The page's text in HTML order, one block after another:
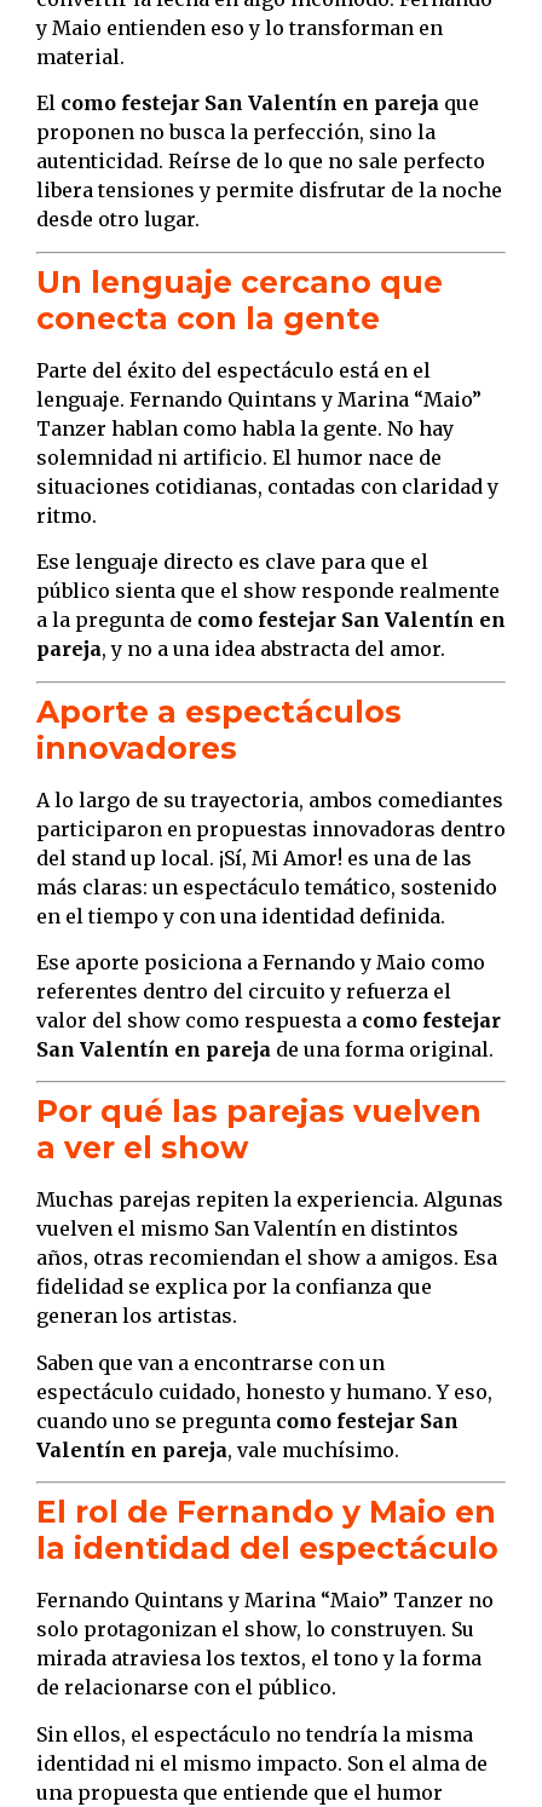
y Maio entienden eso y lo transforman en
material.
El como festejar San Valentín en pareja que
proponen no busca la perfección, sino la
autenticidad. Reírse de lo que no sale perfecto
libera tensiones y permite disfrutar de la noche
desde otro lugar.
Un lenguaje cercano que
conecta con la gente
Parte del éxito del espectáculo está en el
lenguaje. Fernando Quintans y Marina “Maio”
Tanzer hablan como habla la gente. No hay
solemnidad ni artificio. El humor nace de
situaciones cotidianas, contadas con claridad y
ritmo.
Ese lenguaje directo es clave para que el
público sienta que el show responde realmente
a la pregunta de como festejar San Valentín en
pareja, y no a una idea abstracta del amor.
Aporte a espectáculos
innovadores
A lo largo de su trayectoria, ambos comediantes
participaron en propuestas innovadoras dentro
del stand up local. ¡Sí, Mi Amor! es una de las
más claras: un espectáculo temático, sostenido
en el tiempo y con una identidad definida.
Ese aporte posiciona a Fernando y Maio como
referentes dentro del circuito y refuerza el
valor del show como respuesta a como festejar
San Valentín en pareja de una forma original.
Por qué las parejas vuelven
a ver el show
Muchas parejas repiten la experiencia. Algunas
vuelven el mismo San Valentín en distintos
años, otras recomiendan el show a amigos. Esa
fidelidad se explica por la confianza que
generan los artistas.
Saben que van a encontrarse con un
espectáculo cuidado, honesto y humano. Y eso,
cuando uno se pregunta como festejar San
Valentín en pareja, vale muchísimo.
El rol de Fernando y Maio en
la identidad del espectáculo
Fernando Quintans y Marina “Maio” Tanzer no
solo protagonizan el show, lo construyen. Su
mirada atraviesa los textos, el tono y la forma
de relacionarse con el público.
Sin ellos, el espectáculo no tendría la misma
identidad ni el mismo impacto. Son el alma de
una propuesta que entiende que el humor